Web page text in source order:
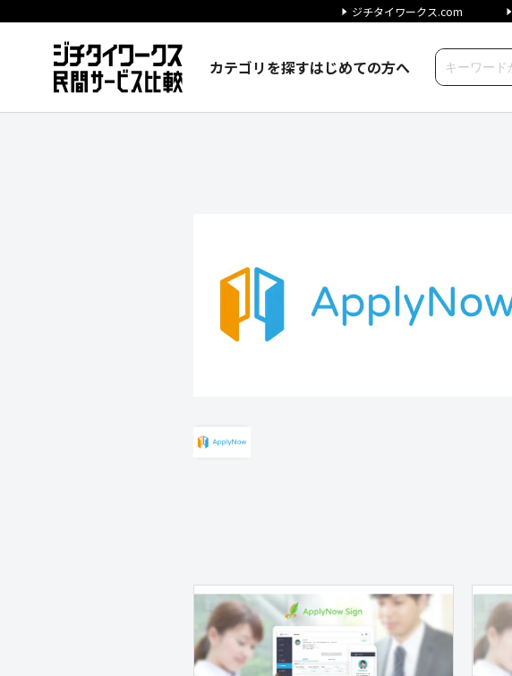
ジチタイワークス.com
カテゴリを探すはじめての方へ